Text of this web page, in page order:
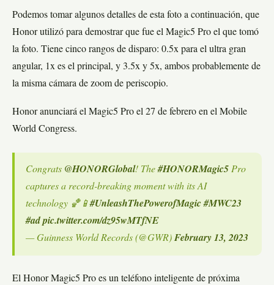
Podemos tomar algunos detalles de esta foto a continuación, que
Honor utilizó para demostrar que fue el Magic5 Pro el que tomó
la foto. Tiene cinco rangos de disparo: 0.5x para el ultra gran
angular, 1x es el principal, y 3.5x y 5x, ambos probablemente de
la misma cámara de zoom de periscopio.
Honor anunciará el Magic5 Pro el 27 de febrero en el Mobile
World Congress.
Congrats @HONORGlobal! The#HONORMagic5 Pro
captures a record-breaking moment with its AI
technology 🏀📱#UnleashThePowerofMagic #MWC23
#ad pic.twitter.com/dz95wMTfNE
— Guinness World Records (@GWR) February 13, 2023
El Honor Magic5 Pro es un teléfono inteligente de próxima